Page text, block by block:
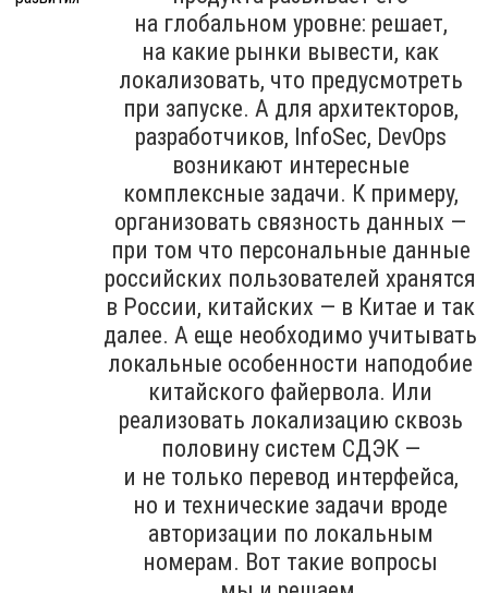
на глобальном уровне: решает,
на какие рынки вывести, как
локализовать, что предусмотреть
при запуске. А для архитекторов,
разработчиков, InfoSec, DevOps
возникают интересные
комплексные задачи. К примеру,
организовать связность данных —
при том что персональные данные
российских пользователей хранятся
в России, китайских — в Китае и так
далее. А еще необходимо учитывать
локальные особенности наподобие
китайского файервола. Или
реализовать локализацию сквозь
половину систем СДЭК —
и не только перевод интерфейса,
но и технические задачи вроде
авторизации по локальным
номерам. Вот такие вопросы